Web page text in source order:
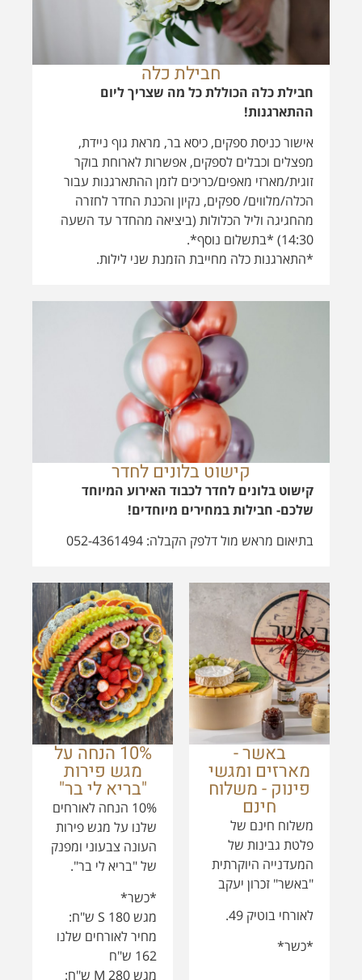
זוגית/מארזי מאפים/כריכים לזמן ההתארגנות עבור
הכלה/מלווים/ ספקים, נקיון והכנת החדר לחזרה
מהחגיגה וליל הכלולות (ביציאה מהחדר עד השעה
*התארגנות כלה מחייבת הזמנת שני לילות.
קישוט בלונים לחדר
קישוט בלונים לחדר לכבוד האירוע המיוחד
שלכם- חבילות במחירים מיוחדים!
בתיאום מראש מול דלפק הקבלה: 052-4361494
באשר -
מארזים ומגשי
פינוק - משלוח
חינם
משלוח חינם של
פלטת גבינות של
המעדנייה היוקרתית
"באשר" זכרון יעקב
לאורחי בוטיק 49.
*כשר*
להזמנות:
עידית – 054-
5554635
*יש להזמין עד יום
לפני ההגעה לכל
המאוחר
10% הנחה על
מגש פירות
"בריא לי בר"
10% הנחה לאורחים
שלנו על מגש פירות
העונה צבעוני ומפנק
של "בריא לי בר".
*כשר*
מגש S 180 ש"ח:
מחיר לאורחים שלנו
162 ש"ח
מגש M 280 ש"ח:
מחיר לאורחים שלנו
252 ש"ח
מגש L 350 ש"ח:
מחיר לאורחים שלנו
315 ש"ח
מגש XL 450 ש"ח:
מחיר לאורחים שלנו
405 ש"ח